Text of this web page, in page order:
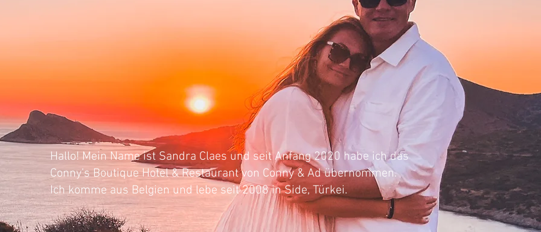
gastgeber
Hallo! Mein Name ist Sandra Claes und seit Anfang 2020 habe ich das
Conny’s Boutique Hotel & Restaurant von Conny & Ad übernommen.
Ich komme aus Belgien und lebe seit 2008 in Side, Türkei.